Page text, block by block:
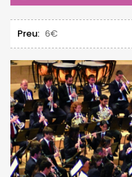
Preu: 6€